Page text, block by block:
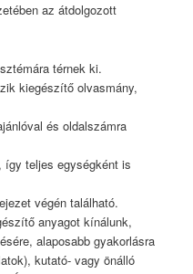
az átdolgozott
térnek ki.
kiegészítő olvasmány,
és oldalszámra
teljes egységként is
végén található.
anyagot kínálunk,
alaposabb gyakorlásra
kutató- vagy önálló